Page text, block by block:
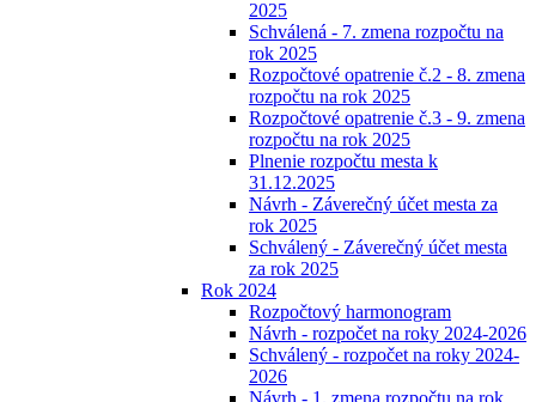
2025
Schválená - 7. zmena rozpočtu na
rok 2025
Rozpočtové opatrenie č.2 - 8. zmena
rozpočtu na rok 2025
Rozpočtové opatrenie č.3 - 9. zmena
rozpočtu na rok 2025
Plnenie rozpočtu mesta k
31.12.2025
Návrh - Záverečný účet mesta za
rok 2025
Schválený - Záverečný účet mesta
za rok 2025
Rok 2024
Rozpočtový harmonogram
Návrh - rozpočet na roky 2024-2026
Schválený - rozpočet na roky 2024-
2026
Návrh - 1. zmena rozpočtu na rok